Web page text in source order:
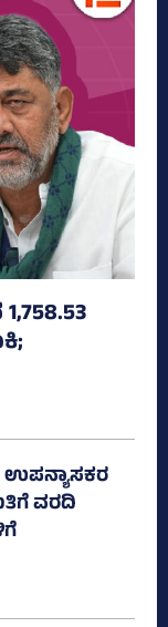
ಉಪನ್ಯಾಸಕರ
ವರದಿ